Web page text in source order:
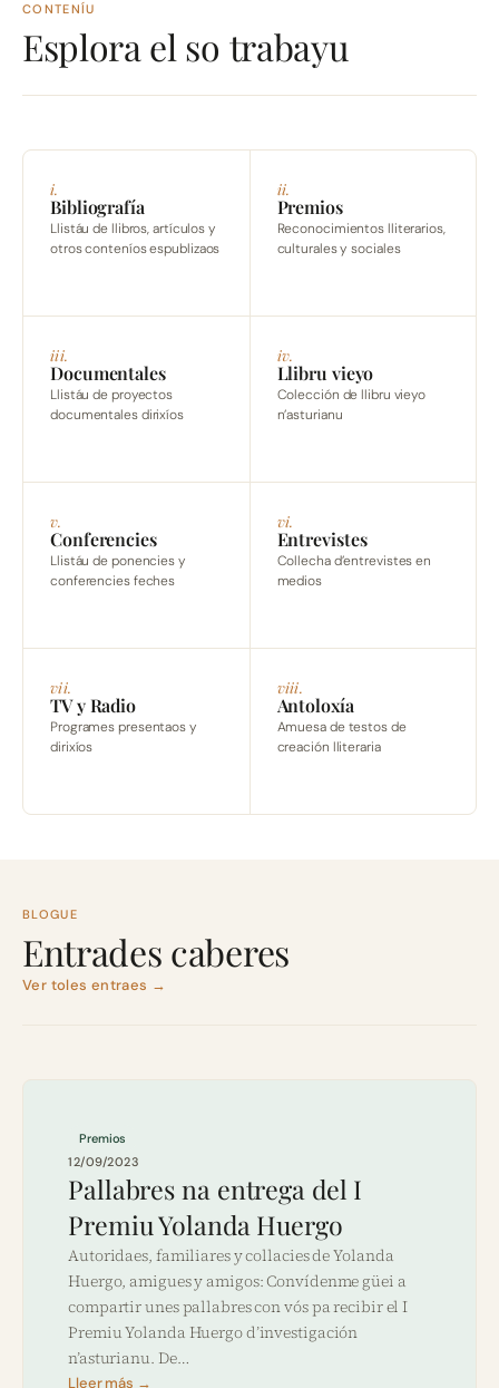
CONTENÍU
Esplora el so trabayu
i.
Bibliografía
Llistáu de llibros, artículos y
otros conteníos espublizaos
ii.
Premios
Reconocimientos lliterarios,
culturales y sociales
iii.
Documentales
Llistáu de proyectos
documentales dirixíos
iv.
Llibru vieyo
Colección de llibru vieyo
n’asturianu
v.
Conferencies
Llistáu de ponencies y
conferencies feches
vi.
Entrevistes
Collecha d’entrevistes en
medios
vii.
TV y Radio
Programes presentaos y
dirixíos
viii.
Antoloxía
Amuesa de testos de
creación lliteraria
BLOGUE
Entrades caberes
Ver toles entraes →
Premios
12/09/2023
Pallabres na entrega del I
Premiu Yolanda Huergo
Autoridaes, familiares y collacies de Yolanda
Huergo, amigues y amigos: Convídenme güei a
compartir unes pallabres con vós pa recibir el I
Premiu Yolanda Huergo d’investigación
n’asturianu. De…
Lleer más →